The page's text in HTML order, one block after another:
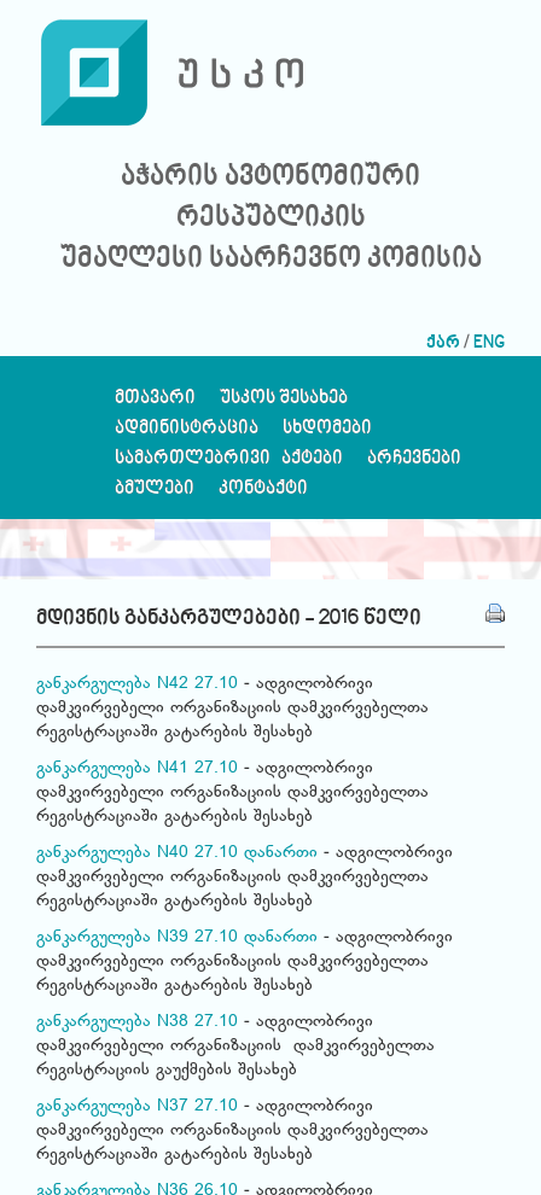
აჭარის ავტონომიური
რესპუბლიკის
უმაღლესი საარჩევნო კომისია
ქარ /ENG
ᲛᲗᲐᲕᲐᲠᲘ
ᲣᲡᲙᲝᲡ ᲨᲔᲡᲐᲮᲔᲑ
ᲐᲓᲛᲘᲜᲘᲡᲢᲠᲐᲪᲘᲐ
ᲡᲮᲓᲝᲛᲔᲑᲘ
ᲡᲐᲛᲐᲠᲗᲚᲔᲑᲠᲘᲕᲘ ᲐᲥᲢᲔᲑᲘ
ᲐᲠᲩᲔᲕᲜᲔᲑᲘ
ᲑᲛᲣᲚᲔᲑᲘ
ᲙᲝᲜᲢᲐᲥᲢᲘ
მდივნის განკარგულებები - 2016 წელი
განკარგულება N42 27.10 - ადგილობრივი
დამკვირვებელი ორგანიზაციის დამკვირვებელთა
რეგისტრაციაში გატარების შესახებ
განკარგულება N41 27.10 - ადგილობრივი
დამკვირვებელი ორგანიზაციის დამკვირვებელთა
რეგისტრაციაში გატარების შესახებ
განკარგულება N40 27.10 დანართი - ადგილობრივი
დამკვირვებელი ორგანიზაციის დამკვირვებელთა
რეგისტრაციაში გატარების შესახებ
განკარგულება N39 27.10 დანართი - ადგილობრივი
დამკვირვებელი ორგანიზაციის დამკვირვებელთა
რეგისტრაციაში გატარების შესახებ
განკარგულება N38 27.10 - ადგილობრივი
დამკვირვებელი ორგანიზაციის დამკვირვებელთა
რეგისტრაციის გაუქმების შესახებ
განკარგულება N37 27.10 - ადგილობრივი
დამკვირვებელი ორგანიზაციის დამკვირვებელთა
რეგისტრაციაში გატარების შესახებ